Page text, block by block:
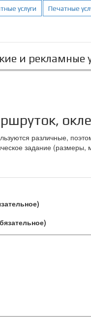
услуги Печатные
и рекламные
различные,
задание